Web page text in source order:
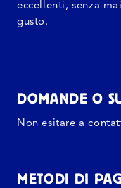
eccellenti, senza
gusto.
DOMANDE O
Non esitare a
METODI DI